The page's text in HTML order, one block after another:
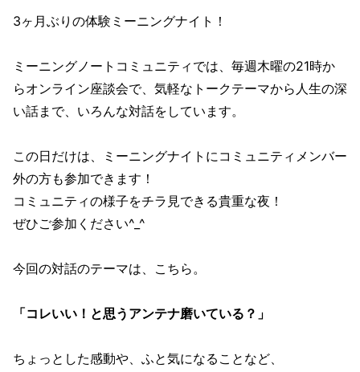
3ヶ月ぶりの体験ミーニングナイト！
ミーニングノートコミュニティでは、毎週木曜の21時か
らオンライン座談会で、気軽なトークテーマから人生の深
い話まで、いろんな対話をしています。
この日だけは、ミーニングナイトにコミュニティメンバー
外の方も参加できます！
コミュニティの様子をチラ見できる貴重な夜！
ぜひご参加ください^_^
今回の対話のテーマは、こちら。
「コレいい！と思うアンテナ磨いている？」
ちょっとした感動や、ふと気になることなど、